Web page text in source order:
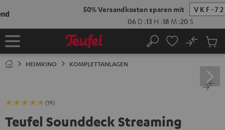
Startseite Suche
No
HEIMKINO KOMPLETTANLAGEN
(19)
Teufel Sounddeck Streaming